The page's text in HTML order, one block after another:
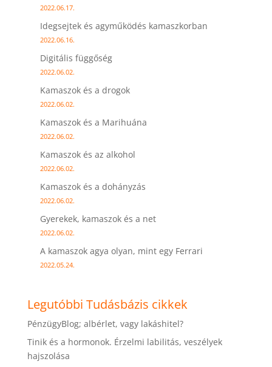
2022.06.17.
Idegsejtek és agyműködés kamaszkorban
2022.06.16.
Digitális függőség
2022.06.02.
Kamaszok és a drogok
2022.06.02.
Kamaszok és a Marihuána
2022.06.02.
Kamaszok és az alkohol
2022.06.02.
Kamaszok és a dohányzás
2022.06.02.
Gyerekek, kamaszok és a net
2022.06.02.
A kamaszok agya olyan, mint egy Ferrari
2022.05.24.
Legutóbbi Tudásbázis cikkek
PénzügyBlog; albérlet, vagy lakáshitel?
Tinik és a hormonok. Érzelmi labilitás, veszélyek
hajszolása